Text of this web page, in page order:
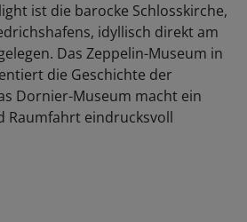
ist die barocke Schlosskirche,
idyllisch direkt am
Das Zeppelin-Museum in
die Geschichte der
Dornier-Museum macht ein
Raumfahrt eindrucksvoll